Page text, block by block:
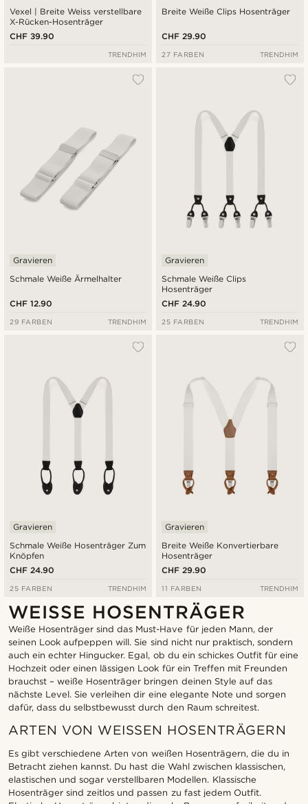
Vexel | Breite Weiss verstellbare
X-Rücken-Hosenträger
CHF 39.90
TRENDHIM
Breite Weiße Clips Hosenträger
CHF 29.90
27 FARBEN TRENDHIM
Schmale Weiße Ärmelhalter
Gravieren
CHF 12.90
29 FARBEN TRENDHIM
Schmale Weiße Clips
Hosenträger
Gravieren
CHF 24.90
25 FARBEN TRENDHIM
Schmale Weiße Hosenträger Zum
Knöpfen
Gravieren
CHF 24.90
25 FARBEN TRENDHIM
Breite Weiße Konvertierbare
Hosenträger
Gravieren
CHF 29.90
11 FARBEN TRENDHIM
WEISSE HOSENTRÄGER
Weiße Hosenträger sind das Must-Have für jeden Mann, der
seinen Look aufpeppen will. Sie sind nicht nur praktisch, sondern
auch ein echter Hingucker. Egal, ob du ein schickes Outfit für eine
Hochzeit oder einen lässigen Look für ein Treffen mit Freunden
brauchst – weiße Hosenträger bringen deinen Style auf das
nächste Level. Sie verleihen dir eine elegante Note und sorgen
dafür, dass du selbstbewusst durch den Raum schreitest.
ARTEN VON WEISSEN HOSENTRÄGERN
Es gibt verschiedene Arten von weißen Hosenträgern, die du in
Betracht ziehen kannst. Du hast die Wahl zwischen klassischen,
elastischen und sogar verstellbaren Modellen. Klassische
Hosenträger sind zeitlos und passen zu fast jedem Outfit.